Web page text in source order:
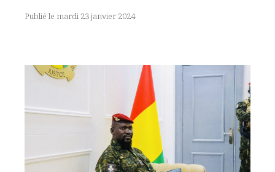
Publié le mardi 23 janvier 2024